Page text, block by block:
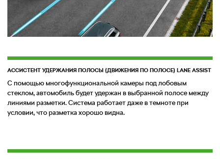
АССИСТЕНТ УДЕРЖАНИЯ ПОЛОСЫ (ДВИЖЕНИЯ ПО ПОЛОСЕ) LANE ASSIST
С помощью многофункциональной камеры под лобовым
стеклом, автомобиль будет удержан в выбранной полосе между
линиями разметки. Система работает даже в темноте при
условии, что разметка хорошо видна.